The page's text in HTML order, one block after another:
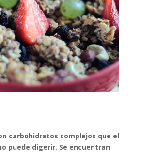
carbohidratos complejos que el
puede digerir. Se encuentran